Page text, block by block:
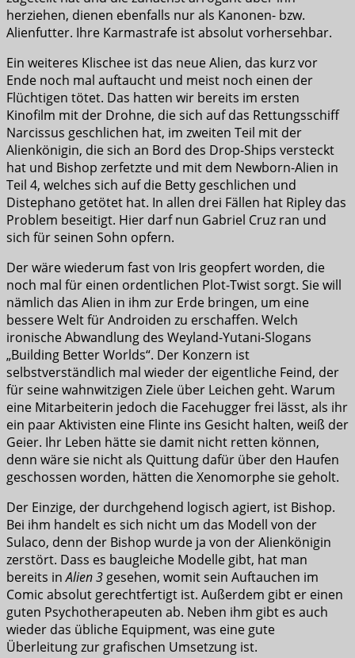
herziehen, dienen ebenfalls nur als Kanonen- bzw.
Alienfutter. Ihre Karmastrafe ist absolut vorhersehbar.
Ein weiteres Klischee ist das neue Alien, das kurz vor
Ende noch mal auftaucht und meist noch einen der
Flüchtigen tötet. Das hatten wir bereits im ersten
Kinofilm mit der Drohne, die sich auf das Rettungsschiff
Narcissus geschlichen hat, im zweiten Teil mit der
Alienkönigin, die sich an Bord des Drop-Ships versteckt
hat und Bishop zerfetzte und mit dem Newborn-Alien in
Teil 4, welches sich auf die Betty geschlichen und
Distephano getötet hat. In allen drei Fällen hat Ripley das
Problem beseitigt. Hier darf nun Gabriel Cruz ran und
sich für seinen Sohn opfern.
Der wäre wiederum fast von Iris geopfert worden, die
noch mal für einen ordentlichen Plot-Twist sorgt. Sie will
nämlich das Alien in ihm zur Erde bringen, um eine
bessere Welt für Androiden zu erschaffen. Welch
ironische Abwandlung des Weyland-Yutani-Slogans
„Building Better Worlds“. Der Konzern ist
selbstverständlich mal wieder der eigentliche Feind, der
für seine wahnwitzigen Ziele über Leichen geht. Warum
eine Mitarbeiterin jedoch die Facehugger frei lässt, als ihr
ein paar Aktivisten eine Flinte ins Gesicht halten, weiß der
Geier. Ihr Leben hätte sie damit nicht retten können,
denn wäre sie nicht als Quittung dafür über den Haufen
geschossen worden, hätten die Xenomorphe sie geholt.
Der Einzige, der durchgehend logisch agiert, ist Bishop.
Bei ihm handelt es sich nicht um das Modell von der
Sulaco, denn der Bishop wurde ja von der Alienkönigin
zerstört. Dass es baugleiche Modelle gibt, hat man
bereits inAlien 3 gesehen, womit sein Auftauchen im
Comic absolut gerechtfertigt ist. Außerdem gibt er einen
guten Psychotherapeuten ab. Neben ihm gibt es auch
wieder das übliche Equipment, was eine gute
Überleitung zur grafischen Umsetzung ist.